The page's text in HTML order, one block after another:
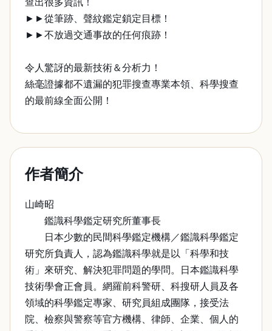
查出很多資訊！
►►從筆跡、聲紋鑑定鎖定目標！
►►不放過交通事故的任何痕跡！
令人驚訝的最新技術＆分析力！
絲毫證據都不遺漏的犯罪搜查專業本領、科學搜查
的最前線全面公開！
作者簡介
山崎昭
鑑識科學鑑定研究所董事長
日本少數的民間科學鑑定機構／鑑識科學鑑定
研究所負責人，認為鑑識科學就是以「科學和技
術」來研究、解決犯罪問題的學問。日本鑑識科學
技術學會正會員。網羅前科警研、科搜研人員及各
領域的科學鑑定專家、研究員組成團隊，接受法
院、檢察與警察等官方機構、律師、企業、個人的